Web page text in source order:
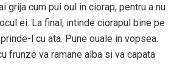
grija cum pui oul in ciorap, pentru a nu
ei. La final, intinde ciorapul bine pe
l cu ata. Pune ouale in vopsea.
frunze va ramane alba si va capata